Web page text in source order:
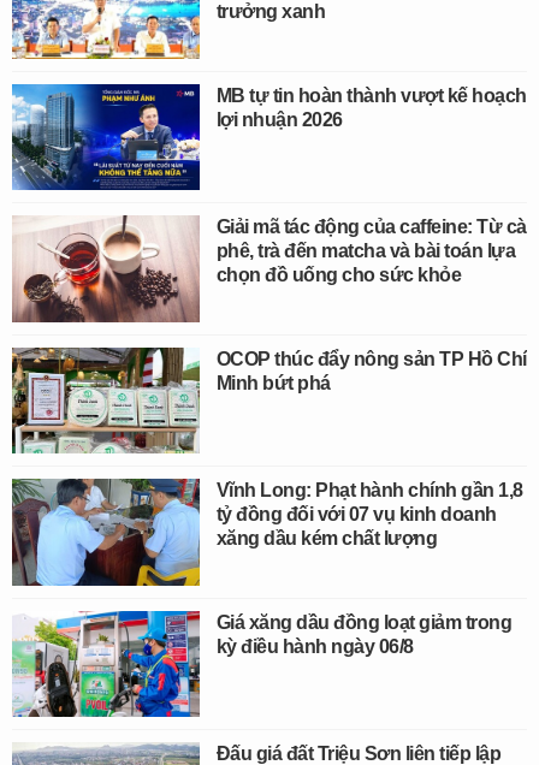
trưởng xanh
MB tự tin hoàn thành vượt kế hoạch
lợi nhuận 2026
Giải mã tác động của caffeine: Từ cà
phê, trà đến matcha và bài toán lựa
chọn đồ uống cho sức khỏe
OCOP thúc đẩy nông sản TP Hồ Chí
Minh bứt phá
Vĩnh Long: Phạt hành chính gần 1,8
tỷ đồng đối với 07 vụ kinh doanh
xăng dầu kém chất lượng
Giá xăng dầu đồng loạt giảm trong
kỳ điều hành ngày 06/8
Đấu giá đất Triệu Sơn liên tiếp lập